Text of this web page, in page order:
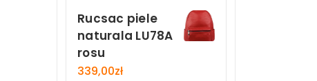
Rucsac piele
naturala LU78A
rosu
339,00zł